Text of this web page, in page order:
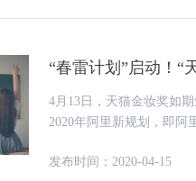
“春雷计划”启动！“
4月13日，天猫金妆奖如
2020年阿里新规划，即阿
发布时间：2020-04-15